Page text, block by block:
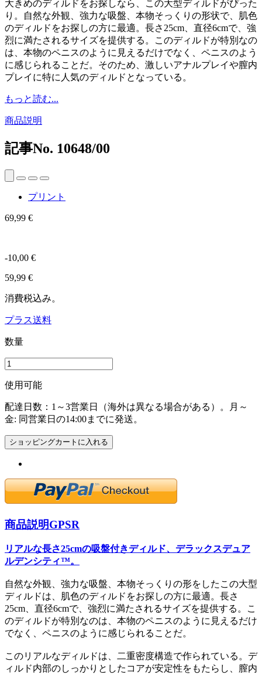
大きめのディルドをお探しなら、この大型ディルドがぴった
り。自然な外観、強力な吸盤、本物そっくりの形状で、肌色
のディルドをお探しの方に最適。長さ25cm、直径6cmで、強
烈に満たされるサイズを提供する。このディルドが特別なの
は、本物のペニスのように見えるだけでなく、ペニスのよう
に感じられることだ。そのため、激しいアナルプレイや膣内
プレイに特に人気のディルドとなっている。
もっと読む...
商品説明
記事No. 10648/00
プリント
69,99 €
-10,00 €
59,99 €
消費税込み。
プラス送料
数量
使用可能
配達日数：1～3営業日（海外は異なる場合がある）。月～
金: 同営業日の14:00までに発送。
ショッピングカートに入れる
商品説明GPSR
リアルな長さ25cmの吸盤付きディルド、デラックスデュア
ルデンシティ™。
自然な外観、強力な吸盤、本物そっくりの形をしたこの大型
ディルドは、肌色のディルドをお探しの方に最適。長さ
25cm、直径6cmで、強烈に満たされるサイズを提供する。こ
のディルドが特別なのは、本物のペニスのように見えるだけ
でなく、ペニスのように感じられることだ。
このリアルなディルドは、二重密度構造で作られている。デ
ィルド内部のしっかりとしたコアが安定性をもたらし、膣内